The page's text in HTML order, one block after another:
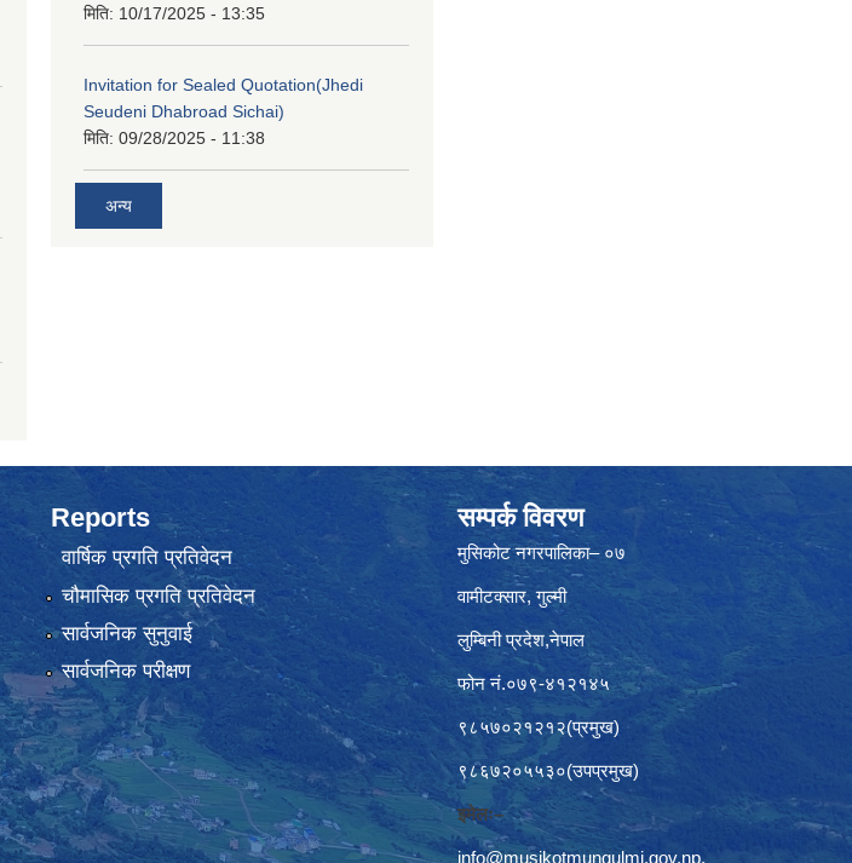
मिति: 10/17/2025 - 13:35
Invitation for Sealed Quotation(Jhedi
Seudeni Dhabroad Sichai)
मिति: 09/28/2025 - 11:38
अन्य
Reports
वार्षिक प्रगति प्रतिवेदन
चौमासिक प्रगति प्रतिवेदन
सार्वजनिक सुनुवाई
सार्वजनिक परीक्षण
सम्पर्क विवरण
मुसिकोट नगरपालिका– ०७
वामीटक्सार, गुल्मी
लुम्बिनी प्रदेश,नेपाल
फोन नं.०७९-४१२१४५
९८५७०२१२१२(प्रमुख)
९८६७२०५५३०(उपप्रमुख)
इमेलः–
info@musikotmungulmi.gov.np,